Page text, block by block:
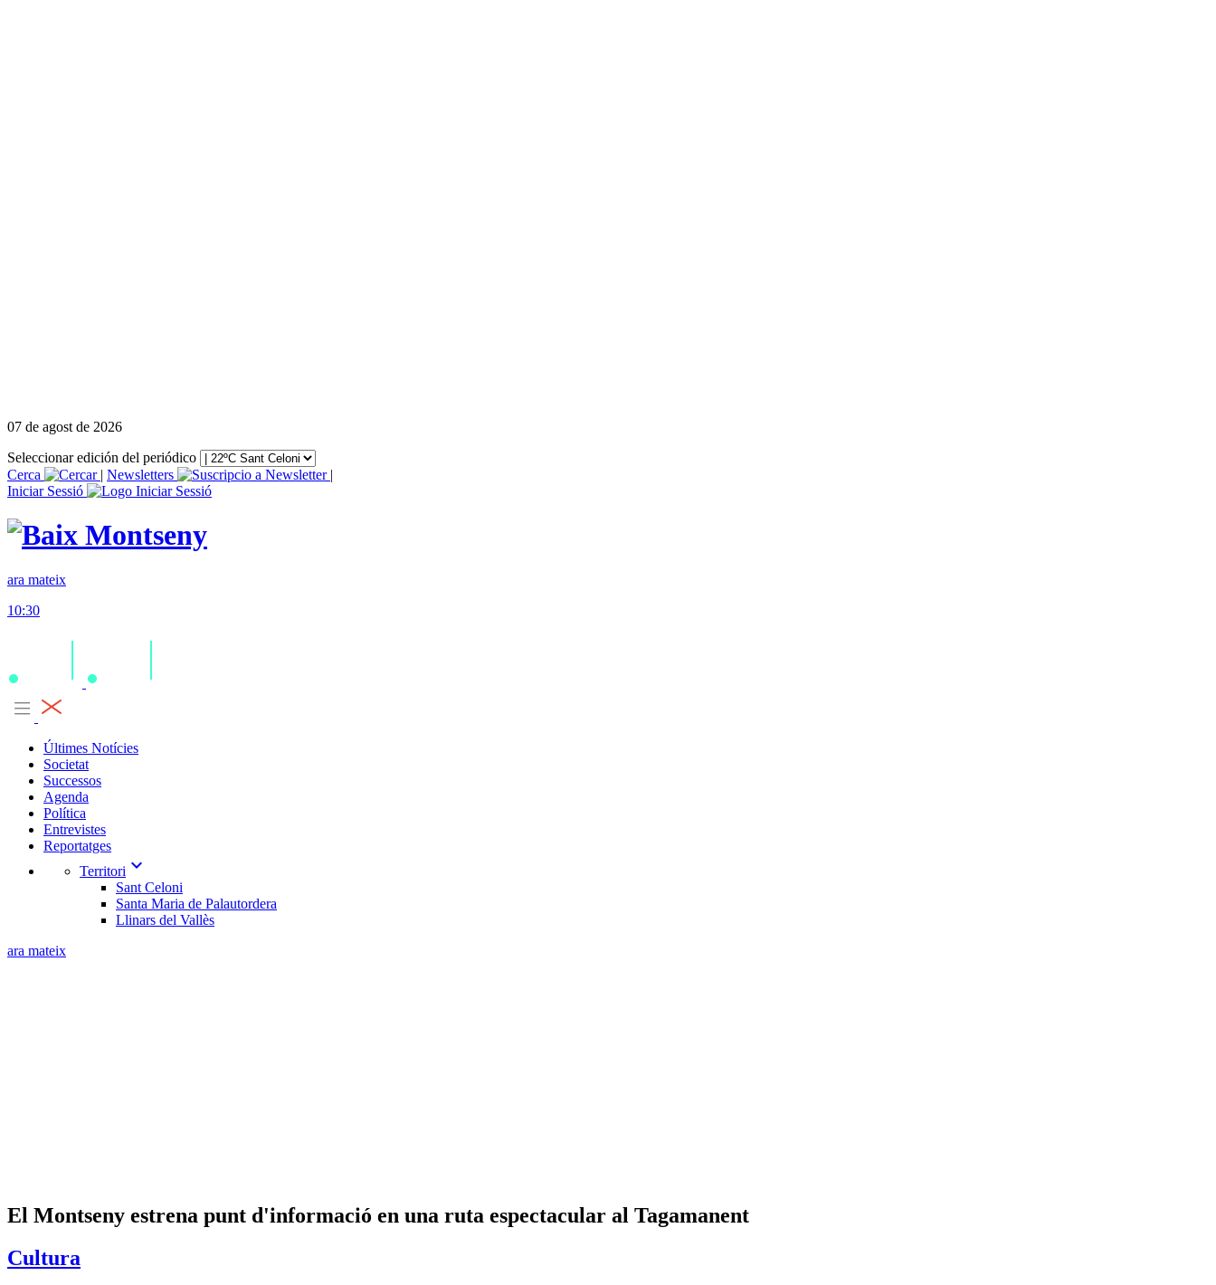
07 de agost de 2026
Seleccionar edición del periódico
Cerca
| Newsletters
|
Iniciar Sessió
ara mateix
10:30
Últimes Notícies
Societat
Successos
Agenda
Política
Entrevistes
Reportatges
Territori expand_more
Sant Celoni
Santa Maria de Palautordera
Llinars del Vallès
ara mateix
El Montseny estrena punt d'informació en una ruta espectacular al Tagamanent
Cultura